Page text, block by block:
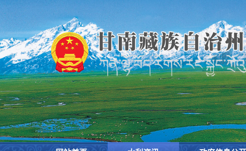
欢
迎
进
入
甘
南
藏
族
自
治
州
水
务